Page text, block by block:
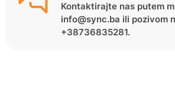
Kontaktirajte nas putem
info@sync.ba ili pozivom
+38736835281.